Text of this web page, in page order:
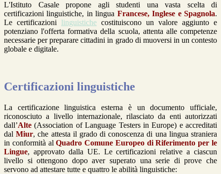
L'Istituto Casale propone agli studenti una vasta scelta di
certificazioni linguistiche, in lingua Francese, Inglese e Spagnola.
Le certificazioni linguistiche costituiscono un valore aggiunto e
potenziano l'offerta formativa della scuola, attenta alle competenze
necessarie per preparare cittadini in grado di muoversi in un contesto
globale e digitale.
Certificazioni linguistiche
La certificazione linguistica esterna è un documento ufficiale,
riconosciuto a livello internazionale, rilasciato da enti autorizzati
dall’Alte (Association of Language Testers in Europe) e accreditati
dalMiur, che attesta il grado di conoscenza di una lingua straniera
in conformità alQuadro Comune Europeo di Riferimento per le
Lingue, approvato dalla UE. Le certificazioni relative a ciascun
livello si ottengono dopo aver superato una serie di prove che
servono ad attestare tutte e quattro le abilità linguistiche: